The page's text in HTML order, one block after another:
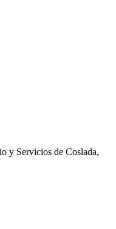
y Servicios de Coslada,